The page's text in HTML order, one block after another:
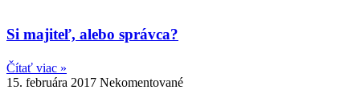
Si majiteľ, alebo správca?
Čítať viac »
15. februára 2017 Nekomentované